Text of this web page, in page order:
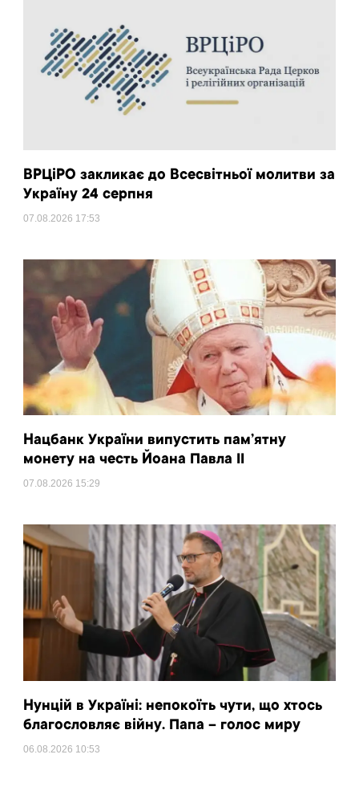
ВРЦіРО закликає до Всесвітньої молитви за
Україну 24 серпня
07.08.2026 17:53
Нацбанк України випустить пам’ятну
монету на честь Йоана Павла II
07.08.2026 15:29
Нунцій в Україні: непокоїть чути, що хтось
благословляє війну. Папа – голос миру
06.08.2026 10:53